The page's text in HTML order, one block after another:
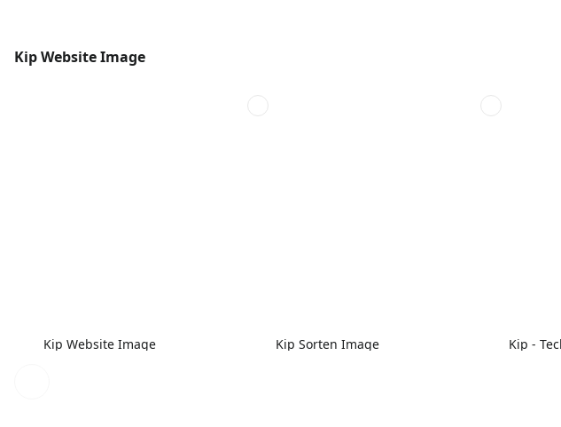
Kip Website Image
Kip Website Image Kip Sorten Image Kip -